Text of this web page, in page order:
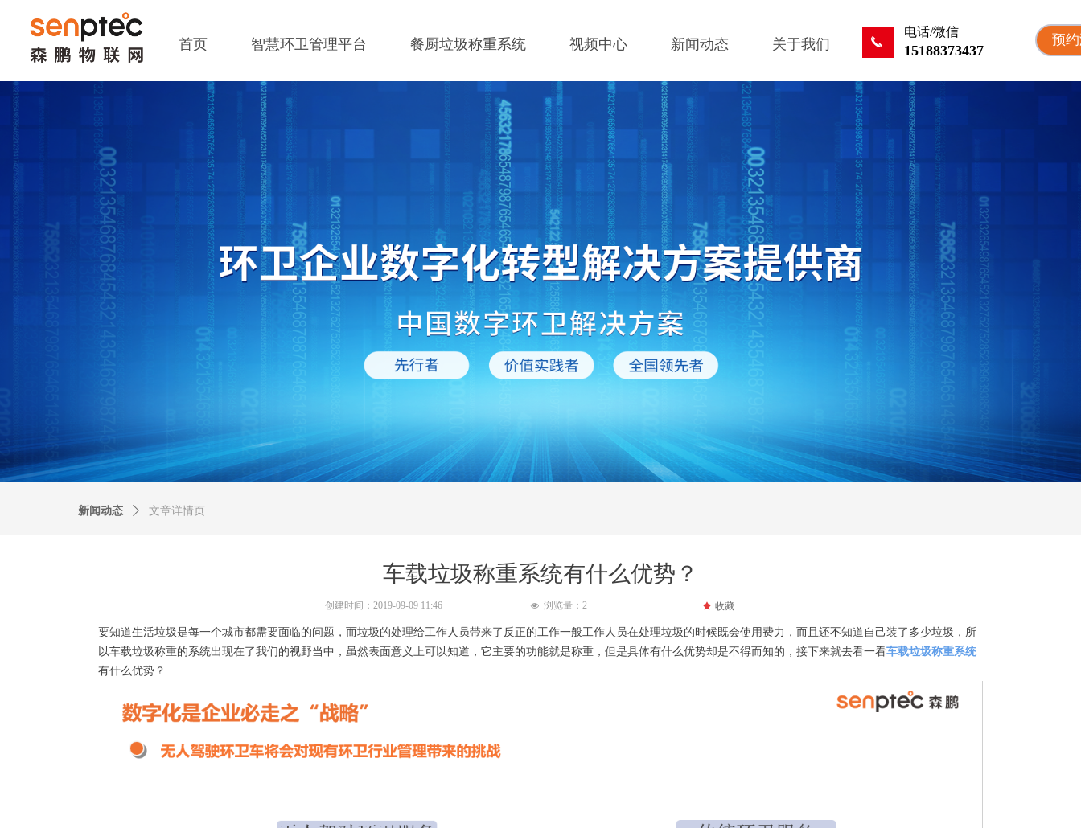
끅
电话/微信
15188373437
首页 智慧环卫管理平台 餐厨垃圾称重系统 视频中心 新闻动态 关于我们 预
车载垃圾称重系统有什么优势？
要知道生活垃圾是每一个城市都需要面临的问题，而垃圾的处理给工作人员带来了反正的工作一般工作人员在处理垃圾的时候既会使用费力，而且还不知道自己装了多少垃圾，所
以车载垃圾称重的系统出现在了我们的视野当中，虽然表面意义上可以知道，它主要的功能就是称重，但是具体有什么优势却是不得而知的，接下来就去看一看车载垃圾称重系统
有什么优势？
新闻动态 ꄲ 文章详情页
创建时间： 2019-09-09 11:46 넶 浏览量： 2 끄 收藏